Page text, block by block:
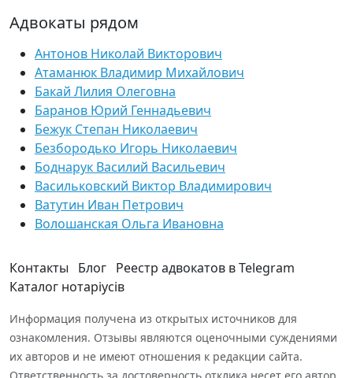
Адвокаты рядом
Антонов Николай Викторович
Атаманюк Владимир Михайлович
Бакай Лилия Олеговна
Баранов Юрий Геннадьевич
Бежук Степан Николаевич
Безбородько Игорь Николаевич
Боднарук Василий Васильевич
Васильковский Виктор Владимирович
Ватутин Иван Петрович
Волошанская Ольга Ивановна
Контакты Блог Реестр адвокатов в Telegram
Каталог нотаріусів
Информация получена из открытых источников для
ознакомления. Отзывы являются оценочными суждениями
их авторов и не имеют отношения к редакции сайта.